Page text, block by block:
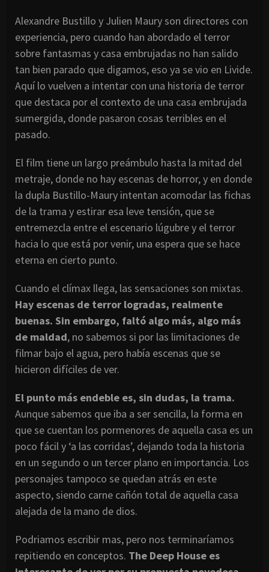
Alexandre Bustillo y Julien Maury son directores con
experiencia, pero cuando han abordado el terror
sobre fantasmas y casa embrujadas no han salido
tan bien parado que digamos, eso ya se vio en Livide.
Aquí lo vuelven a intentar con una historia de terror
que destaca por el contexto de una casa embrujada
sumergida, donde pasaron cosas terribles en el
pasado.
El film tiene un largo preámbulo hasta la mitad del
metraje, donde no hay escenas de horror, y en donde
la dupla Bustillo-Maury intentan acomodar las fichas
de la trama y estirar esa leve tensión, que se
entremezcla entre el escenario lúgubre y el terror
hacia lo que está por venir, una espera que se hace
eterna en cierto punto.
Cuando el clímax llega, las sensaciones son mixtas.
Hay escenas de terror logradas, realmente
buenas. Sin embargo, faltó algo más, algo más
de maldad, no sabemos si por las limitaciones de
filmar bajo el agua, pero había escenas que se
hicieron difíciles de ver.
El punto más endeble es, sin dudas, la trama.
Aunque sabemos que iba a ser sencilla, la forma en
que se cuentan los pormenores de aquella casa es un
poco fácil y ‘a las corridas’, dejando toda la historia
en un segundo o un tercer plano en importancia. Los
personajes tampoco se quedan atrás en este
aspecto, siendo carne cañón total de aquella casa
alejada de la mano de dios.
Podriamos escribir mas, pero nos terminaríamos
repitiendo en conceptos. The Deep House es